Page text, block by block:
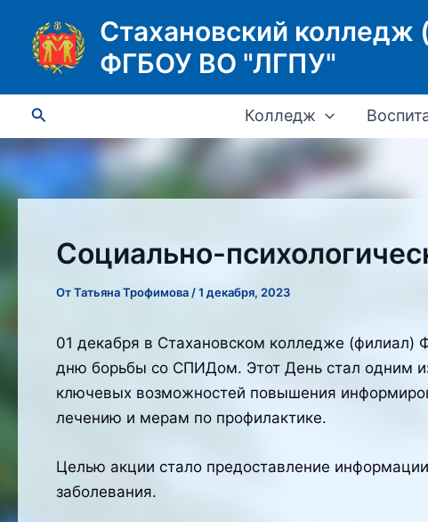
содержимому
Стахановский колледж
ФГБОУ ВО "ЛГПУ"
Поиск Колледж
Социально-
ОтТатьяна Трофимова /1 декабря, 2023
01 декабря в Стахановском колледже (филиал)
дню борьбы со СПИДом. Этот День стал одним
ключевых возможностей повышения
лечению и мерам по профилактике.
Целью акции стало предоставление
заболевания.